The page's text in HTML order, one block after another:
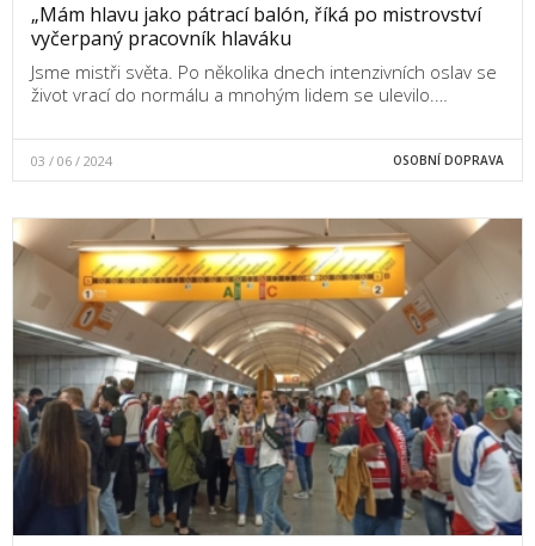
„Mám hlavu jako pátrací balón, říká po mistrovství
vyčerpaný pracovník hlaváku
Jsme mistři světa. Po několika dnech intenzivních oslav se
život vrací do normálu a mnohým lidem se ulevilo.…
03 / 06 / 2024 OSOBNÍ DOPRAVA